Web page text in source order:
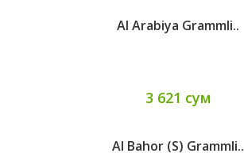
Al Arabiya Grammli..
3 621 сум
Al Bahor (s) Grammli..